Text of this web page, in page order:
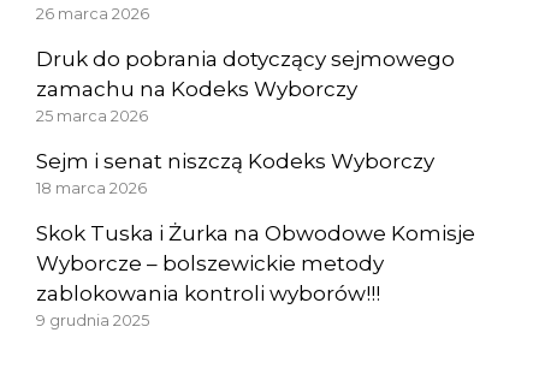
26 marca 2026
Druk do pobrania dotyczący sejmowego
zamachu na Kodeks Wyborczy
25 marca 2026
Sejm i senat niszczą Kodeks Wyborczy
18 marca 2026
Skok Tuska i Żurka na Obwodowe Komisje
Wyborcze – bolszewickie metody
zablokowania kontroli wyborów!!!
9 grudnia 2025